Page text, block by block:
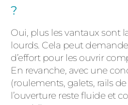
?
Oui, plus les vantaux sont
lourds. Cela peut
d’effort pour les ouvrir
En revanche, avec une
(roulements, galets, rails
l’ouverture reste fluide et